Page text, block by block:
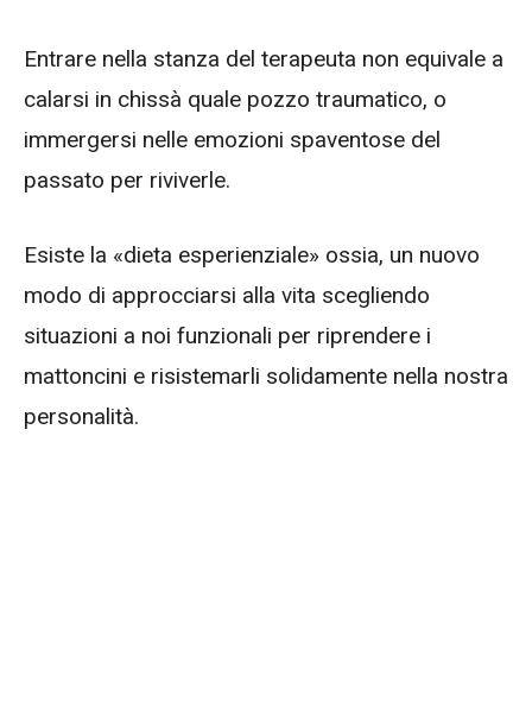
Entrare nella stanza del terapeuta non equivale a
calarsi in chissà quale pozzo traumatico, o
immergersi nelle emozioni spaventose del
passato per riviverle.
Esiste la «dieta esperienziale» ossia, un nuovo
modo di approcciarsi alla vita scegliendo
situazioni a noi funzionali per riprendere i
mattoncini e risistemarli solidamente nella nostra
personalità.